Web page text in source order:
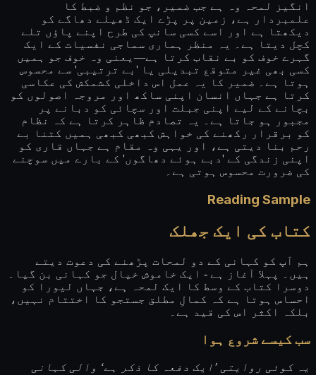
انگیز لمحہ وہ ہے جب ضمیر، جو نظم و ضبط کا
علمبردار ہے، زمین پر پڑے ایک ڈھیلے دھاگے کو
دیکھتا ہے اور اسے کسی سانپ کی طرح اپنے پاؤں تلے
کچل دیتا ہے۔ یہ منظر ہماری سماجی نفسیات کے ایک
گہرے خوف کو بے نقاب کرتا ہے—یعنی وہ خوف جو ہمیں
کسی بھی غیر متوقع تبدیلی یا 'بے ترتیبی' سے محسوس
ہوتا ہے۔ ضمیر کا یہ عمل اس داخلی کشمکش کی عکاسی
کرتا ہے جہاں انسان اپنی ساکھ اور مروجہ اصولوں کو
بچانے کے لیے اپنی جبلت اور سچائی کو دبانے پر
مجبور ہو جاتا ہے۔ یہ تصادم ظاہر کرتا ہے کہ نظام
کو برقرار رکھنے کی خواہش کبھی کبھی ہمیں کتنا بے
رحم بنا دیتی ہے، اور یہی وہ مقام ہے جہاں قاری کو
اپنی زندگی کے 'دبے ہوئے دھاگوں' کے بارے میں سوچنے
کی ضرورت محسوس ہوتی ہے۔
Reading Sample
کتاب کی ایک جھلک
ہم آپ کو کہانی کے دو لمحات پڑھنے کی دعوت دیتے
ہیں۔ پہلا آغاز ہے - ایک خاموش خیال جو کہانی بن گیا۔
دوسرا کتاب کے وسط کا ایک لمحہ ہے، جہاں لیورا کو
احساس ہوتا ہے کہ کمالِ مطلق جستجو کا اختتام نہیں،
بلکہ اکثر اس کی قید ہے۔
سب کیسے شروع ہوا
یہ کوئی روایتی ’ایک دفعہ کا ذکر ہے‘ والی کہانی